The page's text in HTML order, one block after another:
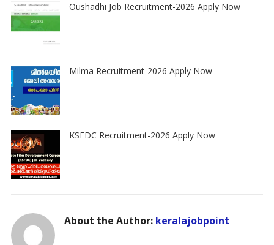
Oushadhi Job Recruitment-2026 Apply Now
Milma Recruitment-2026 Apply Now
KSFDC Recruitment-2026 Apply Now
About the Author: keralajobpoint